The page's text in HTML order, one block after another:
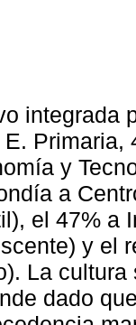
integrada
y
a
el 47% a
y el
La
dado